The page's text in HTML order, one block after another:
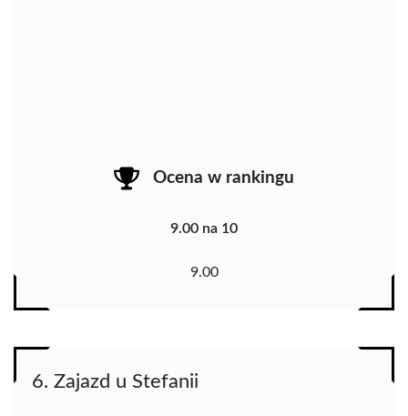
Ocena w rankingu
9.00 na 10
9.00
6. Zajazd u Stefanii